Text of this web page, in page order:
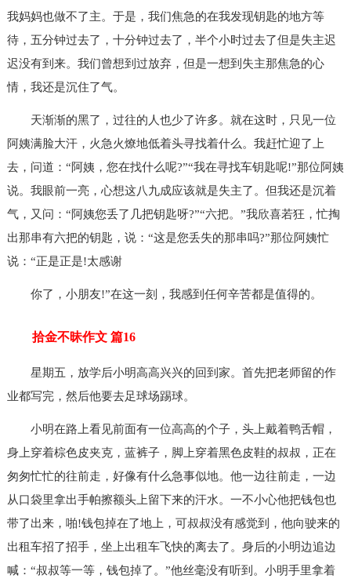
我妈妈也做不了主。于是，我们焦急的在我发现钥匙的地方等
待，五分钟过去了，十分钟过去了，半个小时过去了但是失主迟
迟没有到来。我们曾想到过放弃，但是一想到失主那焦急的心
情，我还是沉住了气。
天渐渐的黑了，过往的人也少了许多。就在这时，只见一位
阿姨满脸大汗，火急火燎地低着头寻找着什么。我赶忙迎了上
去，问道：“阿姨，您在找什么呢?”“我在寻找车钥匙呢!”那位阿姨
说。我眼前一亮，心想这八九成应该就是失主了。但我还是沉着
气，又问：“阿姨您丢了几把钥匙呀?”“六把。”我欣喜若狂，忙掏
出那串有六把的钥匙，说：“这是您丢失的那串吗?”那位阿姨忙
说：“正是正是!太感谢
你了，小朋友!”在这一刻，我感到任何辛苦都是值得的。
拾金不昧作文 篇16
星期五，放学后小明高高兴兴的回到家。首先把老师留的作
业都写完，然后他要去足球场踢球。
小明在路上看见前面有一位高高的个子，头上戴着鸭舌帽，
身上穿着棕色皮夹克，蓝裤子，脚上穿着黑色皮鞋的叔叔，正在
匆匆忙忙的往前走，好像有什么急事似地。他一边往前走，一边
从口袋里拿出手帕擦额头上留下来的汗水。一不小心他把钱包也
带了出来，啪!钱包掉在了地上，可叔叔没有感觉到，他向驶来的
出租车招了招手，坐上出租车飞快的离去了。身后的小明边追边
喊：“叔叔等一等，钱包掉了。”他丝毫没有听到。小明手里拿着